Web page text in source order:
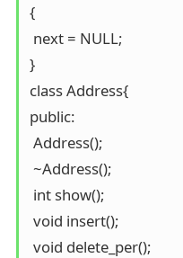
{
next = NULL;
}
class Address{
public:
Address();
~Address();
int show();
void insert();
void delete_per();